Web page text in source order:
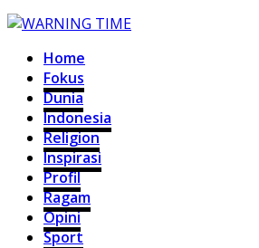
Home
Fokus
Dunia
Indonesia
Religion
Inspirasi
Profil
Ragam
Opini
Sport